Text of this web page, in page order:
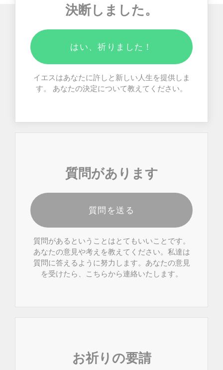
決断しました。
はい、祈りました！
イエスはあなたに許しと新しい人生を提供しま
す。 あなたの決定について教えてください。
質問があります
質問を送る
質問があるということはとてもいいことです。
あなたの意見や考えを教えてください。私達は
質問に答えるように努力します。あなたの意見
を受けたら、こちらから連絡いたします。
お祈りの要請